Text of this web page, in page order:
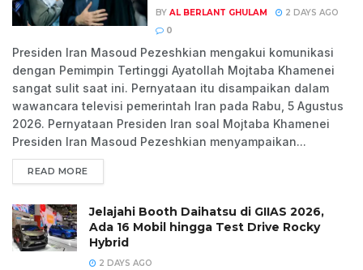
BY AL BERLANT GHULAM
2 DAYS AGO
0
Presiden Iran Masoud Pezeshkian mengakui komunikasi
dengan Pemimpin Tertinggi Ayatollah Mojtaba Khamenei
sangat sulit saat ini. Pernyataan itu disampaikan dalam
wawancara televisi pemerintah Iran pada Rabu, 5 Agustus
2026. Pernyataan Presiden Iran soal Mojtaba Khamenei
Presiden Iran Masoud Pezeshkian menyampaikan...
READ MORE
Jelajahi Booth Daihatsu di GIIAS 2026,
Ada 16 Mobil hingga Test Drive Rocky
Hybrid
2 DAYS AGO